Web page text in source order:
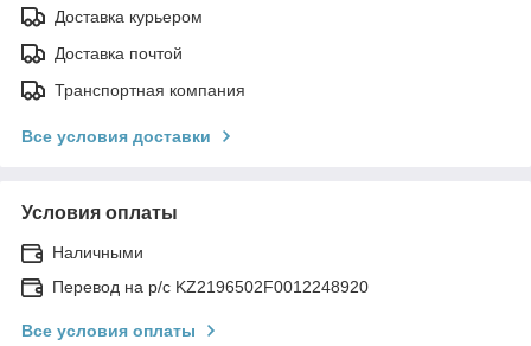
Доставка курьером
Доставка почтой
Транспортная компания
Все условия доставки
Условия оплаты
Наличными
Перевод на р/с KZ2196502F0012248920
Все условия оплаты